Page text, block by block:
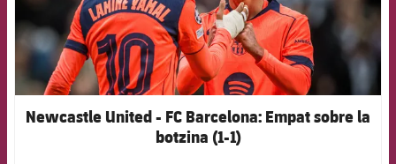
Newcastle United - FC Barcelona: Empat sobre la
botzina (1-1)